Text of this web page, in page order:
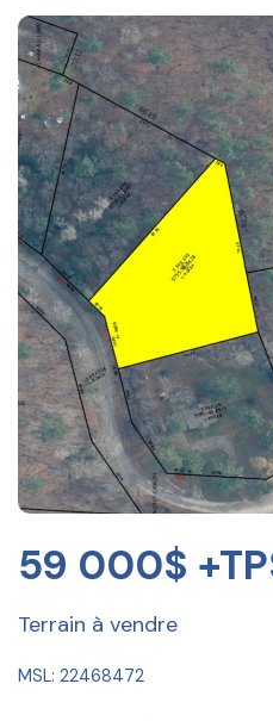
59 000$
Terrain à vendre
MSL: 22468472